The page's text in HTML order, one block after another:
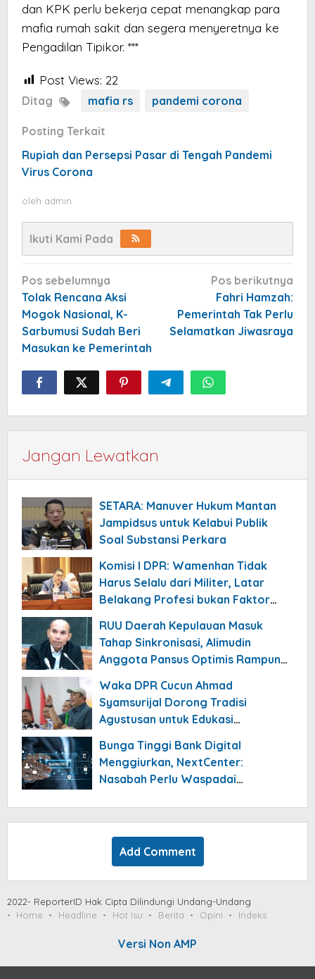
dan KPK perlu bekerja cepat menangkap para
mafia rumah sakit dan segera menyeretnya ke
Pengadilan Tipikor. ***
Post Views: 22
Ditag mafia rs pandemi corona
Posting Terkait
Rupiah dan Persepsi Pasar di Tengah Pandemi
Virus Corona
oleh admin
Ikuti Kami Pada
Navigasi
pos
Pos sebelumnya
Tolak Rencana Aksi
Mogok Nasional, K-
Sarbumusi Sudah Beri
Masukan ke Pemerintah
Pos berikutnya
Fahri Hamzah:
Pemerintah Tak Perlu
Selamatkan Jiwasraya
Jangan Lewatkan
SETARA: Manuver Hukum Mantan
Jampidsus untuk Kelabui Publik
Soal Substansi Perkara
Komisi I DPR: Wamenhan Tidak
Harus Selalu dari Militer, Latar
Belakang Profesi bukan Faktor
RUU Daerah Kepulauan Masuk
Tahap Sinkronisasi, Alimudin
Anggota Pansus Optimis Rampung
Waka DPR Cucun Ahmad
Syamsurijal Dorong Tradisi
Agustusan untuk Edukasi
Bunga Tinggi Bank Digital
Menggiurkan, NextCenter:
Nasabah Perlu Waspadai
Add Comment
2022- ReporterID Hak Cipta Dilindungi Undang-Undang
Home
Headline Hot Isu Berita Opini Indeks
Versi Non AMP